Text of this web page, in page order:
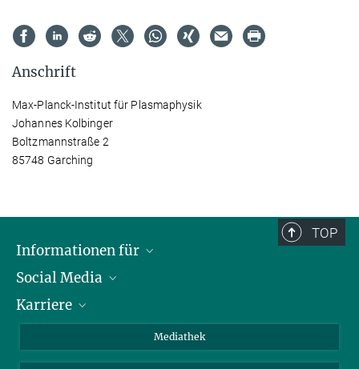
Anschrift
Max-Planck-Institut für Plasmaphysik
Johannes Kolbinger
Boltzmannstraße 2
85748 Garching
TOP
Informationen für
Journalisten
Schule
Social Media
LinkedIn
Karriere
Mediathek